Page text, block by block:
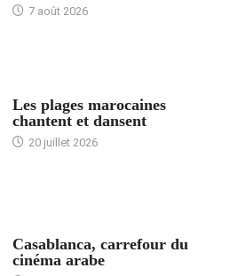
7 août 2026
Les plages marocaines
chantent et dansent
20 juillet 2026
Casablanca, carrefour du
cinéma arabe